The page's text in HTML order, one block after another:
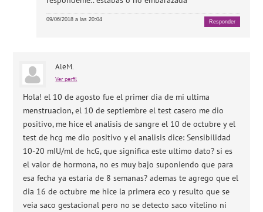
09/06/2018 a las 20:04 Responder
AleM.
Ver perfil
Hola! el 10 de agosto fue el primer dia de mi ultima
menstruacion, el 10 de septiembre el test casero me dio
positivo, me hice el analisis de sangre el 10 de octubre y el
test de hcg me dio positivo y el analisis dice: Sensibilidad
10-20 mIU/ml de hcG, que significa este ultimo dato? si es
el valor de hormona, no es muy bajo suponiendo que para
esa fecha ya estaria de 8 semanas? ademas te agrego que el
dia 16 de octubre me hice la primera eco y resulto que se
veia saco gestacional pero no se detecto saco vitelino ni